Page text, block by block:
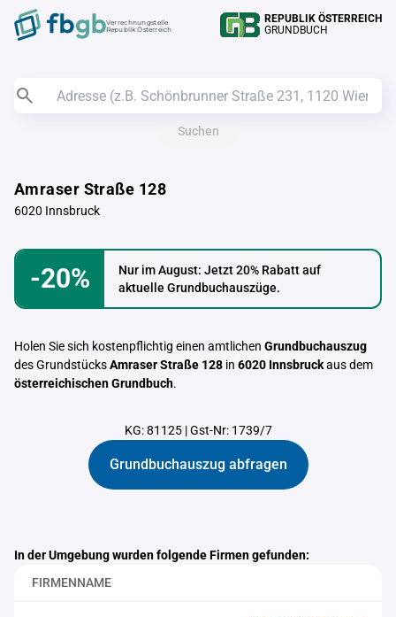
Verrechnungstelle
Republik Österreich
REPUBLIK ÖSTERREICH
GRUNDBUCH
Suchen
Amraser Straße 128
6020 Innsbruck
-20%
Nur im August: Jetzt 20% Rabatt auf
aktuelle Grundbuchauszüge.
Holen Sie sich kostenpflichtig einen amtlichen Grundbuchauszug
des GrundstücksAmraser Straße 128 in 6020 Innsbruckaus dem
österreichischen Grundbuch.
KG: 81125|Gst-Nr: 1739/7
Grundbuchauszug abfragen
In der Umgebung wurden folgende Firmen gefunden:
FIRMENNAME